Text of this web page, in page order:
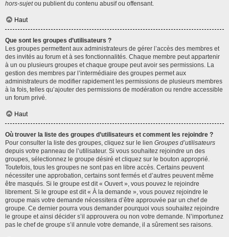
hors-sujetou publient du contenu abusif ou offensant.
Haut
Que sont les groupes d’utilisateurs ?
Les groupes permettent aux administrateurs de gérer l’accès des membres et
des invités au forum et à ses fonctionnalités. Chaque membre peut appartenir
à un ou plusieurs groupes et chaque groupe peut avoir ses permissions. La
gestion des membres par l’intermédiaire des groupes permet aux
administrateurs de modifier rapidement les permissions de plusieurs membres
à la fois, telles qu’ajouter des permissions de modération ou rendre accessible
un forum privé.
Haut
Où trouver la liste des groupes d’utilisateurs et comment les rejoindre ?
Pour consulter la liste des groupes, cliquez sur le lien Groupes d’utilisateurs
depuis votre panneau de l’utilisateur. Si vous souhaitez rejoindre un des
groupes, sélectionnez le groupe désiré et cliquez sur le bouton approprié.
Toutefois, tous les groupes ne sont pas en libre accès. Certains peuvent
nécessiter une approbation, certains sont fermés et d’autres peuvent même
être masqués. Si le groupe est dit « Ouvert », vous pouvez le rejoindre
librement. Si le groupe est dit « À la demande », vous pouvez rejoindre le
groupe mais votre demande nécessitera d’être approuvée par un chef de
groupe. Ce dernier pourra vous demander pourquoi vous souhaitez rejoindre
le groupe et ainsi décider s’il approuvera ou non votre demande. N’importunez
pas le chef de groupe s’il annule votre demande, il a sûrement ses raisons.